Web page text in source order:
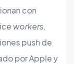
con
workers,
push de
por Apple y